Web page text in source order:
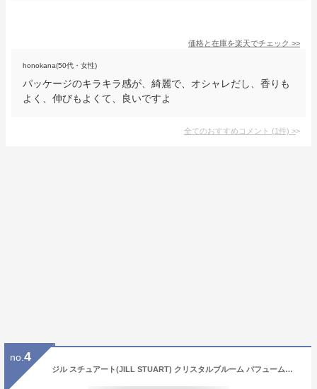
価格と在庫を楽天でチェック >>
honokana(50代・女性)
パッケージのキラキラ感が、綺麗で、オシャレだし、香りも
よく、伸びもよくて、良いですよ
全てのおすすめコメント (1件) >
no. 4
ジル スチュアート(JILL STUART) クリスタルブルーム パフュームド ハンドクリーム 40g [並行輸入品]